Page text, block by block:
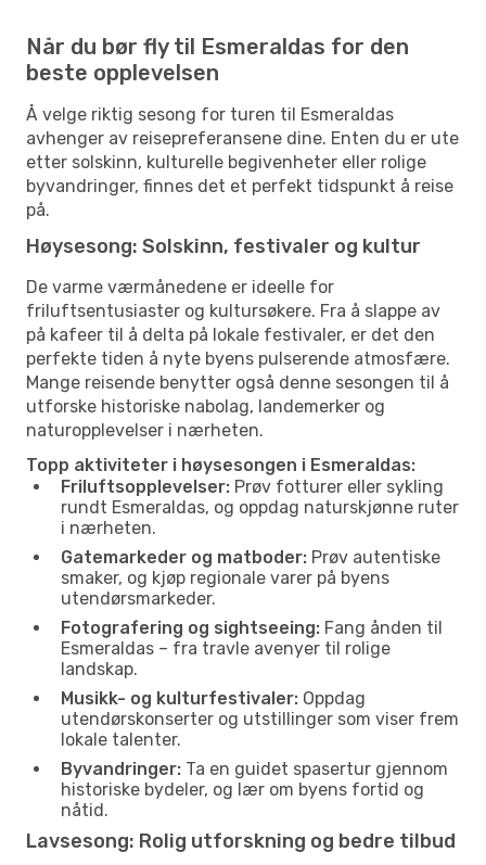
Når du bør fly til Esmeraldas for den
beste opplevelsen
Å velge riktig sesong for turen til Esmeraldas
avhenger av reisepreferansene dine. Enten du er ute
etter solskinn, kulturelle begivenheter eller rolige
byvandringer, finnes det et perfekt tidspunkt å reise
på.
Høysesong: Solskinn, festivaler og kultur
De varme værmånedene er ideelle for
friluftsentusiaster og kultursøkere. Fra å slappe av
på kafeer til å delta på lokale festivaler, er det den
perfekte tiden å nyte byens pulserende atmosfære.
Mange reisende benytter også denne sesongen til å
utforske historiske nabolag, landemerker og
naturopplevelser i nærheten.
Topp aktiviteter i høysesongen i Esmeraldas:
Friluftsopplevelser: Prøv fotturer eller sykling
rundt Esmeraldas, og oppdag naturskjønne ruter
i nærheten.
Gatemarkeder og matboder: Prøv autentiske
smaker, og kjøp regionale varer på byens
utendørsmarkeder.
Fotografering og sightseeing: Fang ånden til
Esmeraldas – fra travle avenyer til rolige
landskap.
Musikk- og kulturfestivaler: Oppdag
utendørskonserter og utstillinger som viser frem
lokale talenter.
Byvandringer: Ta en guidet spasertur gjennom
historiske bydeler, og lær om byens fortid og
nåtid.
Lavsesong: Rolig utforskning og bedre tilbud